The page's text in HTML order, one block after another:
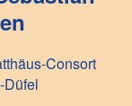
Consort
Düfel